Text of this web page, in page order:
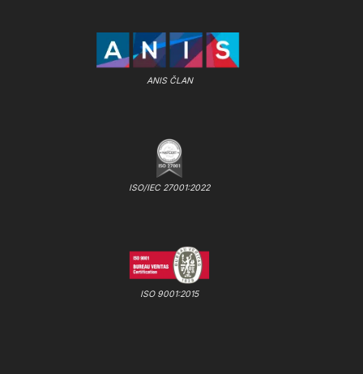
ANIS ČLAN
ISO/IEC 27001:2022
ISO 9001:2015